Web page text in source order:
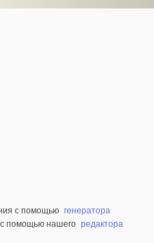
с помощью генератора
с помощью нашего редактора